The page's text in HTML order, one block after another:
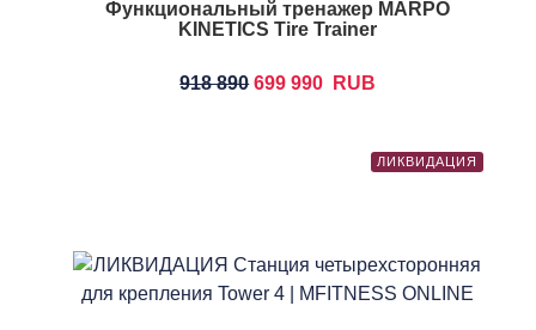
Функциональный тренажер MARPO
KINETICS Tire Trainer
918 890 699 990 RUB
ЛИКВИДАЦИЯ